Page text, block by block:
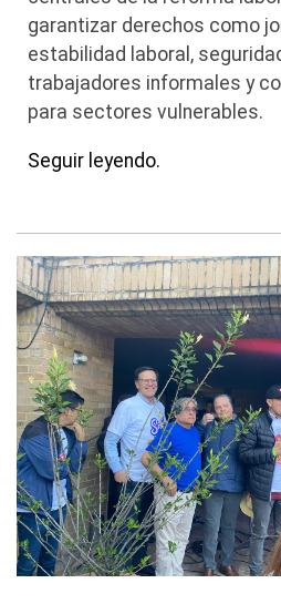
garantizar derechos como
estabilidad laboral,
trabajadores informales y
para sectores vulnerables.
Seguir leyendo.